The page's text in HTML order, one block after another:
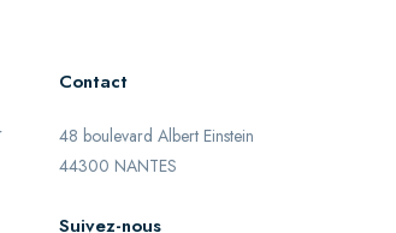
Contact
48 boulevard Albert Einstein
44300 NANTES
Suivez-nous